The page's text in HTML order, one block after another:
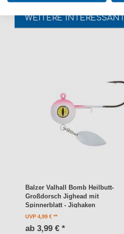
WEITERE
Balzer Valhall Bomb Heilbutt-
Großdorsch Jighead mit
Spinnerblatt - Jighaken
UVP 4,99 €
ab 3,99 € *